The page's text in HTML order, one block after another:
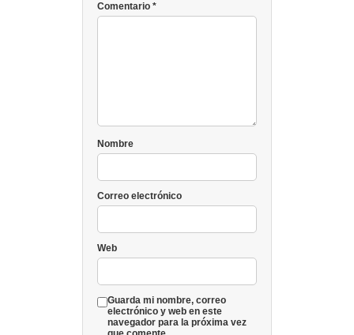
Comentario *
Nombre
Correo electrónico
Web
Guarda mi nombre, correo
electrónico y web en este
navegador para la próxima vez